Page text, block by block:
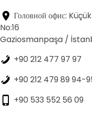
Головной офис:
No:16
Gaziosmanpaşa /
+90 212 477 97 97
+90 212 479 89 94-
+90 533 552 56 09